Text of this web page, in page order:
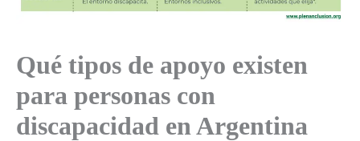
Qué tipos de apoyo existen
para personas con
discapacidad en Argentina